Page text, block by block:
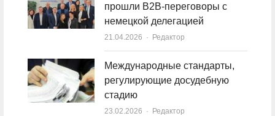
прошли B2B-переговоры с
немецкой делегацией
21.04.2026 Author
Редактор
Международные стандарты,
регулирующие досудебную
стадию
23.02.2026 Author
Редактор